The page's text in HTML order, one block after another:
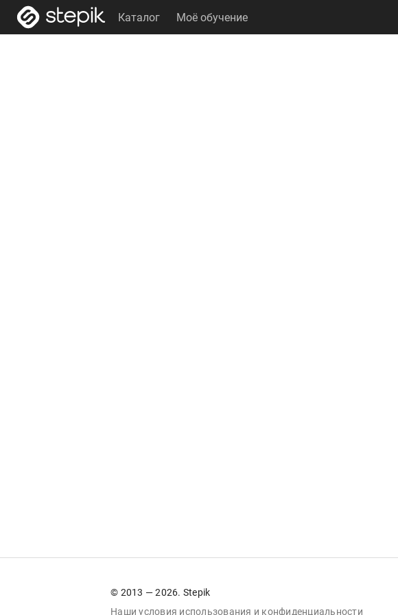
Каталог Моё обучение
© 2013 — 2026. Stepik
Наши условия использования и конфиденциальности